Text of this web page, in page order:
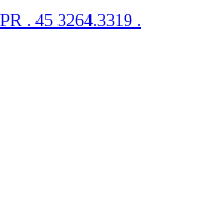
. 45 3264.3319 .